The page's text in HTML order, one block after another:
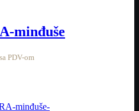
minđuše
PDV-om